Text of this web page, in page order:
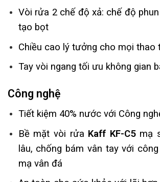
Vòi rửa 2 chế độ xả: chế độ
tạo bọt
Chiều cao lý tưởng cho mọi thao
Tay vòi ngang tối ưu không gian
Công nghệ
Tiết kiệm 40% nước với Công
Bề mặt vòi rửa Kaff KF-C5mạ
lâu, chống bám vân tay với
mạ vân đá